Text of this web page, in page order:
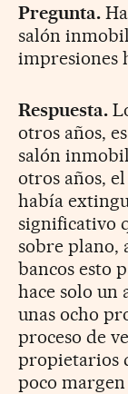
Pregunta.
salón
impresiones
Respuesta.
otros años,
salón
otros años,
había
significativo
sobre plano,
bancos esto
hace solo un
unas ocho
proceso de
propietarios
poco margen